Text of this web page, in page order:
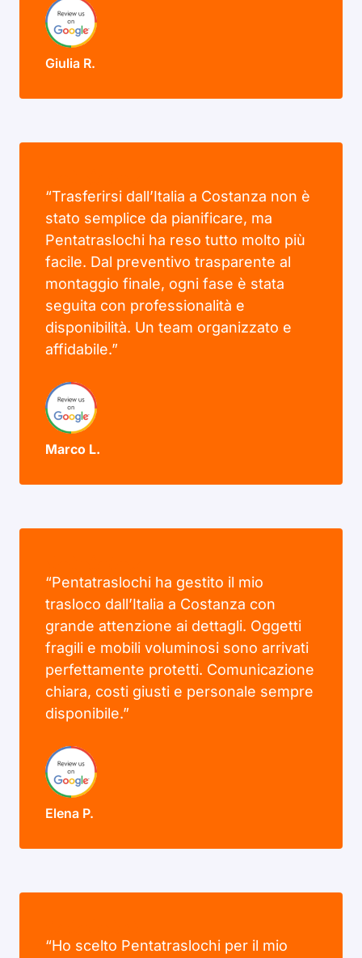
Giulia R.
“Trasferirsi dall’Italia a Costanza non è
stato semplice da pianificare, ma
Pentatraslochi ha reso tutto molto più
facile. Dal preventivo trasparente al
montaggio finale, ogni fase è stata
seguita con professionalità e
disponibilità. Un team organizzato e
affidabile.”
Marco L.
“Pentatraslochi ha gestito il mio
trasloco dall’Italia a Costanza con
grande attenzione ai dettagli. Oggetti
fragili e mobili voluminosi sono arrivati
perfettamente protetti. Comunicazione
chiara, costi giusti e personale sempre
disponibile.”
Elena P.
“Ho scelto Pentatraslochi per il mio